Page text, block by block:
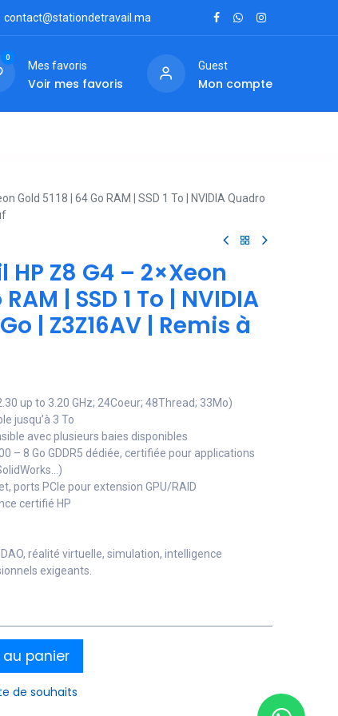
contact@stationdetravail.ma
0
Mes favoris
Voir mes favoris
Guest
Mon compte
Gold 5118 | 64 Go RAM | SSD 1 To | NVIDIA Quadro
Z8 G4 – 2×Xeon
| SSD 1 To | NVIDIA
| Z3Z16AV | Remis à
up to 3.20 GHz; 24Coeur; 48Thread; 33Mo)
jusqu’à 3 To
avec plusieurs baies disponibles
– 8 Go GDDR5 dédiée, certifiée pour applications
ports PCIe pour extension GPU/RAID
certifié HP
réalité virtuelle, simulation, intelligence
exigeants.
panier
de souhaits